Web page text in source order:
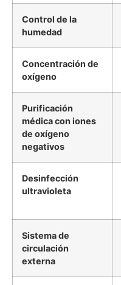
Control de la
humedad
Concentración de
oxígeno
Purificación
médica con iones
de oxígeno
negativos
Desinfección
ultravioleta
Sistema de
circulación
externa